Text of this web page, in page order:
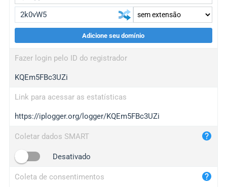
wl.gl
ed.tc
iplogger.com
maper.info
2no.co
yip.su
Adicione seu domínio
Fazer login pelo ID do registrador
KQEm5FBc3UZi
Link para acessar as estatísticas
https://iplogger.org/logger/KQEm5FBc3UZi
Coletar dados SMART
Desativado
Coleta de consentimentos